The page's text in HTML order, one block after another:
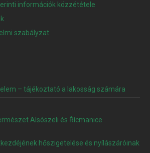
információk közzététele
szabályzat
– tájékoztató a lakosság számára
Alsószeli és Řícmanice
hőszigetelése és nyílászáróinak